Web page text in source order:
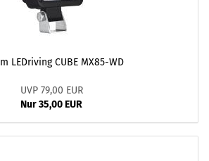
LEDriving CUBE MX85-WD
UVP 79,00 EUR
Nur 35,00 EUR